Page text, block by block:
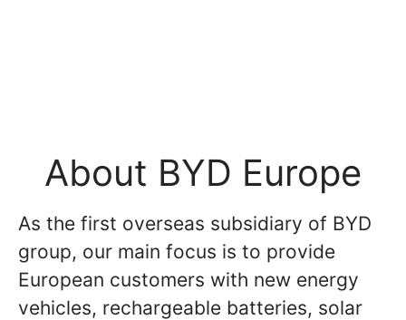
About BYD Europe
As the first overseas subsidiary of BYD
group, our main focus is to provide
European customers with new energy
vehicles, rechargeable batteries, solar